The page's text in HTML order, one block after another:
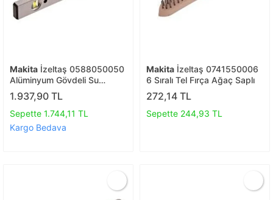
Makita İzeltaş 0588050050
Alüminyum Gövdeli Su
Terazisi 500 Mm
1.937,90 TL
Sepette 1.744,11 TL
Kargo Bedava
Makita İzeltaş 0741550006
6 Sıralı Tel Fırça Ağaç Saplı
272,14 TL
Sepette 244,93 TL